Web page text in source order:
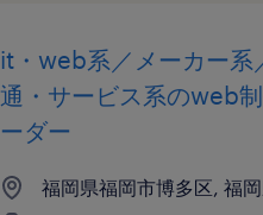
it・web系／メーカー系
通・サービス系のweb
ーダー
福岡県福岡市博多区, 福